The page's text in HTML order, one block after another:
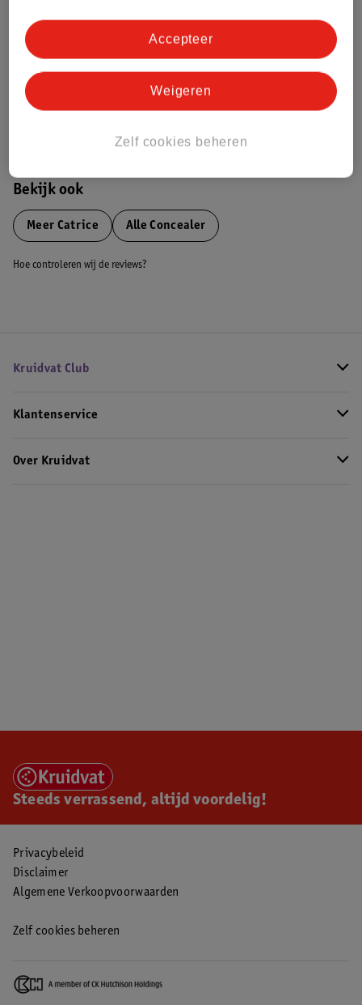
Impact Score.
Bekijk ook
Meer Catrice Alle Concealer
Hoe controleren wij de reviews?
Kruidvat Club
Klantenservice
Over Kruidvat
Steeds verrassend, altijd voordelig!
Privacybeleid
Disclaimer
Algemene Verkoopvoorwaarden
Zelf cookies beheren
Zelf cookies beheren
Weigeren
Accepteer